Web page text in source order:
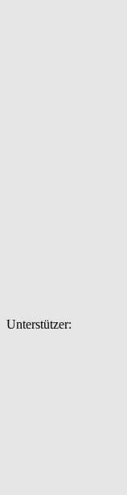
Unterstützer: